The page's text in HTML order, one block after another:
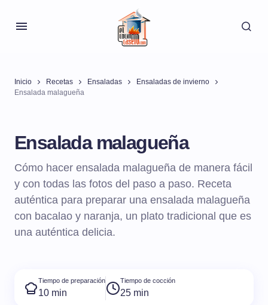
Inicio Recetas Ensaladas
Ensaladas de invierno
Ensalada malagueña
Ensalada malagueña
Cómo hacer ensalada malagueña de manera fácil
y con todas las fotos del paso a paso. Receta
auténtica para preparar una ensalada malagueña
con bacalao y naranja, un plato tradicional que es
una auténtica delicia.
Tiempo de preparación
10 min
Tiempo de cocción
25 min